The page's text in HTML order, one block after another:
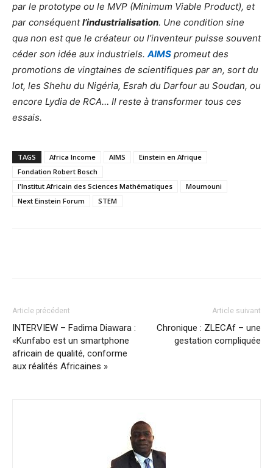
par le prototype ou le MVP (Minimum Viable Product), et
par conséquentl’industrialisation. Une condition sine
qua non est que le créateur ou l’inventeur puisse souvent
céder son idée aux industriels.AIMS promeut des
promotions de vingtaines de scientifiques par an, sort du
lot, les Shehu du Nigéria, Esrah du Darfour au Soudan, ou
encore Lydia de RCA… Il reste à transformer tous ces
essais.
TAGS Africa Income AIMS
Einstein en Afrique
Fondation Robert Bosch
l'Institut Africain des Sciences Mathématiques
Moumouni
Next Einstein Forum
STEM
Article précédent
INTERVIEW – Fadima Diawara :
«Kunfabo est un smartphone
africain de qualité, conforme
aux réalités Africaines »
Article suivant
Chronique : ZLECAf – une
gestation compliquée